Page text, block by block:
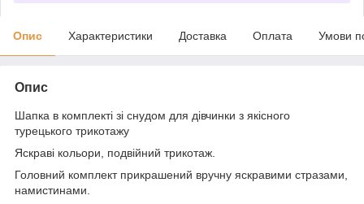
Опис Характеристики Доставка Оплата Умови
Опис
Шапка в комплекті зі снудом для дівчинки з якісного
турецького трикотажу
Яскраві кольори, подвійний трикотаж.
Головний комплект прикрашений вручну яскравими стразами,
намистинами.